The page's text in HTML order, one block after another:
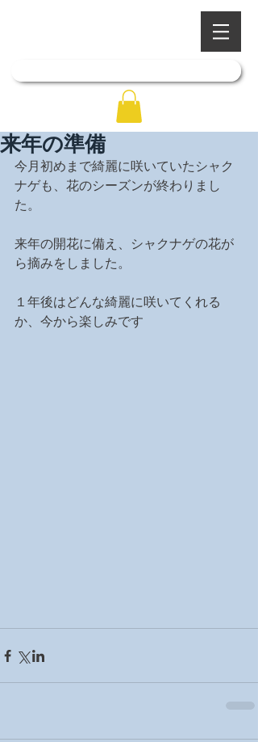
来年の準備
今月初めまで綺麗に咲いていたシャク
ナゲも、花のシーズンが終わりまし
た。
来年の開花に備え、シャクナゲの花が
ら摘みをしました。
１年後はどんな綺麗に咲いてくれる
か、今から楽しみです